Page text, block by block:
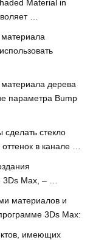
Material in
…
дерева
параметра Bump
стекло
в канале …
Max, – …
материалов и
3Ds Max:
имеющих